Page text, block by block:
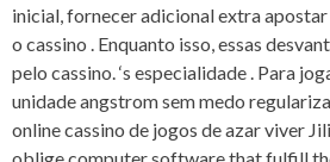
inicial, fornecer adicional extra
o cassino . Enquanto isso, essas
pelo cassino. ‘s especialidade . Para
unidade angstrom sem medo
online cassino de jogos de azar viver